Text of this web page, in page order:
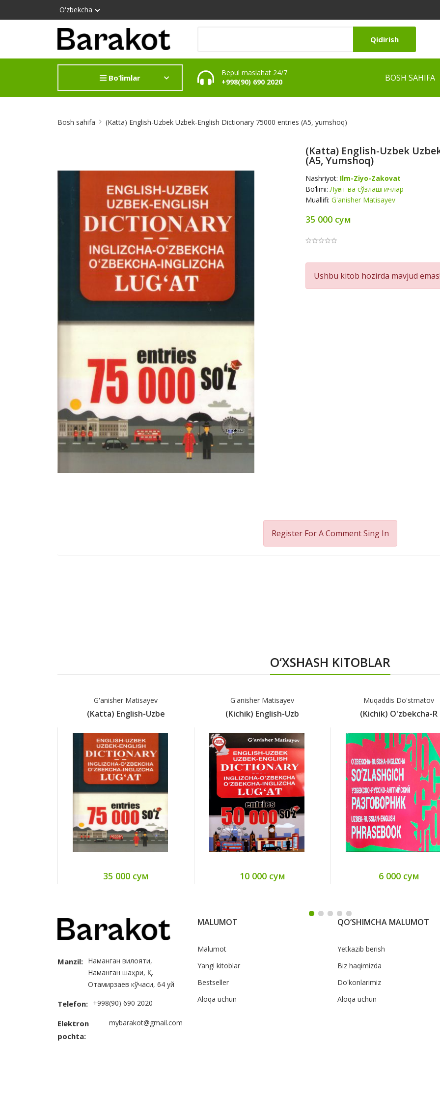
O'zbekcha
Qidirish
Bo‘limlar
Bepul maslahat 24/7
+998(90) 690 2020
BOSH SAHIFA
Bosh sahifa (Katta) English-Uzbek Uzbek-English Dictionary 75000 entries (А5, yumshoq)
(Katta) English-Uzbek
(А5, Yumshoq)
Nashriyot: Ilm-Ziyo-Zakovat
Bo‘limi:Луғат ва сўзлашгичлар
Muallifi: G'anisher Matisayev
35 000 сум
Product
Summery
Ushbu kitob hozirda mavjud
Register For A CommentSing In
O‘XSHASH KITOBLAR
G'anisher Matisayev
(Katta) English-Uzbe
35 000 сум
G'anisher Matisayev
(Kichik) English-Uzb
10 000 сум
Muqaddis Do'stmatov
(Kichik) O'zbekcha-R
6 000 сум
Manzil: Наманган вилояти,
Наманган шаҳри, Қ.
Отамирзаев кўчаси, 64 уй
Telefon: +998(90) 690 2020
Elektron
pochta:
mybarakot@gmail.com
MALUMOT
Malumot
Yangi kitoblar
Bestseller
Aloqa uchun
QO‘SHIMCHA MALUMOT
Yetkazib berish
Biz haqimizda
Do'konlarimiz
Aloqa uchun